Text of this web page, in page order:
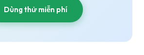
Dùng thử miễn phí